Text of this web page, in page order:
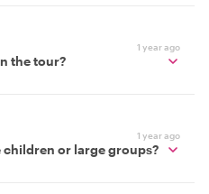
1 year ago
the tour?
1 year ago
or large groups?